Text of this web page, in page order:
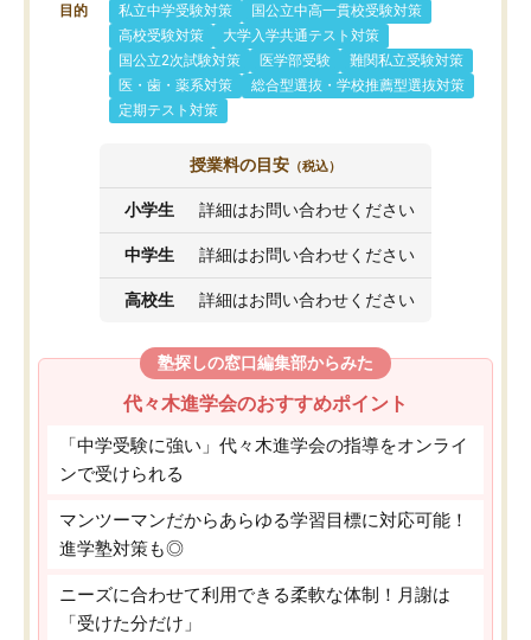
目的 私立中学受験対策
国公立中高一貫校受験対策
高校受験対策
大学入学共通テスト対策
国公立2次試験対策
医学部受験
難関私立受験対策
医・歯・薬系対策
総合型選抜・学校推薦型選抜対策
定期テスト対策
授業料の目安 （税込）
小学生 詳細はお問い合わせください
中学生 詳細はお問い合わせください
高校生 詳細はお問い合わせください
塾探しの窓口編集部からみた
代々木進学会のおすすめポイント
「中学受験に強い」代々木進学会の指導をオンライ
ンで受けられる
マンツーマンだからあらゆる学習目標に対応可能！
進学塾対策も◎
ニーズに合わせて利用できる柔軟な体制！月謝は
「受けた分だけ」